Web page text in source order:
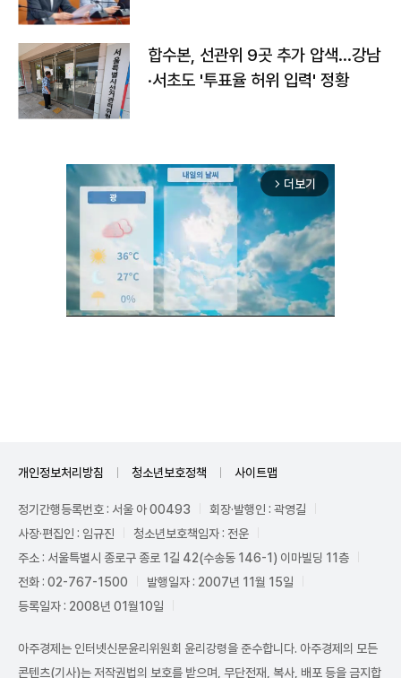
합수본, 선관위 9곳 추가 압색…강남
·서초도 '투표율 허위 입력' 정황
arrow_forward_ios 더보기
개인정보처리방침 청소년보호정책 사이트맵
정기간행등록번호 : 서울 아 00493
회장·발행인 : 곽영길
사장·편집인 : 임규진
청소년보호책임자 : 전운
주소 : 서울특별시 종로구 종로 1길 42(수송동 146-1) 이마빌딩 11층
전화 : 02-767-1500
발행일자 : 2007년 11월 15일
등록일자 : 2008년 01월10일
아주경제는 인터넷신문윤리위원회 윤리강령을 준수합니다. 아주경제의 모든
콘텐츠(기사)는 저작권법의 보호를 받으며, 무단전재, 복사, 배포 등을 금지합